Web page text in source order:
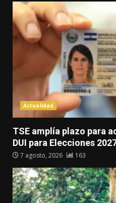
Actualidad
TSE amplía plazo para
DUI para Elecciones
7 agosto, 2026 163